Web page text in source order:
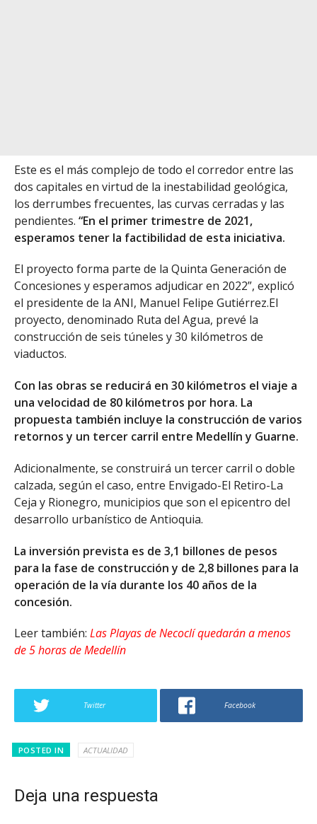
Este es el más complejo de todo el corredor entre las
dos capitales en virtud de la inestabilidad geológica,
los derrumbes frecuentes, las curvas cerradas y las
pendientes. “En el primer trimestre de 2021,
esperamos tener la factibilidad de esta iniciativa.
El proyecto forma parte de la Quinta Generación de
Concesiones y esperamos adjudicar en 2022”, explicó
el presidente de la ANI, Manuel Felipe Gutiérrez.El
proyecto, denominado Ruta del Agua, prevé la
construcción de seis túneles y 30 kilómetros de
viaductos.
Con las obras se reducirá en 30 kilómetros el viaje a
una velocidad de 80 kilómetros por hora. La
propuesta también incluye la construcción de varios
retornos y un tercer carril entre Medellín y Guarne.
Adicionalmente, se construirá un tercer carril o doble
calzada, según el caso, entre Envigado-El Retiro-La
Ceja y Rionegro, municipios que son el epicentro del
desarrollo urbanístico de Antioquia.
La inversión prevista es de 3,1 billones de pesos
para la fase de construcción y de 2,8 billones para la
operación de la vía durante los 40 años de la
concesión.
Leer también: Las Playas de Necoclí quedarán a menos
de 5 horas de Medellín
Twitter Facebook
POSTED IN ACTUALIDAD
Deja una respuesta